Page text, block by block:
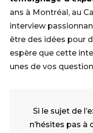
ans à Montréal, au
interview
être des idées pour
espère que cette
unes de vos
Si le sujet de
n’hésites pas à